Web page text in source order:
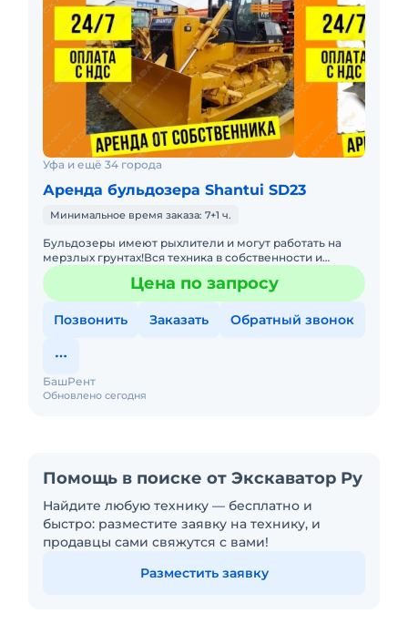
Уфа и ещё 34 города
Аренда бульдозера Shantui SD23
Минимальное время заказа: 7+1 ч.
Бульдозеры имеют рыхлители и могут работать на
мерзлых грунтах!Вся техника в собственности и
эксплуатируется профессиональными
механизаторами с опытом работ на
Цена по запросу
Позвонить Заказать Обратный звонок
Обновлено сегодня
БашРент
Помощь в поиске от Экскаватор Ру
Найдите любую технику — бесплатно и
быстро: разместите заявку на технику, и
продавцы сами свяжутся с вами!
Разместить заявку